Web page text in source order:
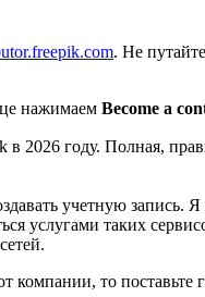
. Не
нажимаем Become a
учетную запись.
услугами таких
компании, то поставьте